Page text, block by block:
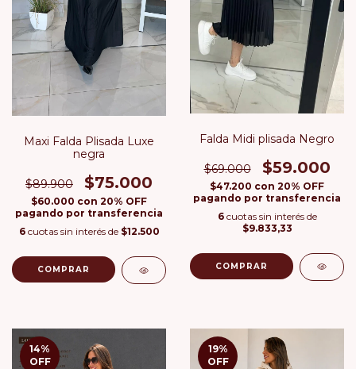
Maxi Falda Plisada Luxe
negra
$89.900 $75.000
$60.000 con 20% OFF
pagando por transferencia
6 cuotas sin interés de $12.500
COMPRAR
Falda Midi plisada Negro
$69.000 $59.000
$47.200 con 20% OFF
pagando por transferencia
6 cuotas sin interés de
$9.833,33
COMPRAR
14%
OFF
19%
OFF